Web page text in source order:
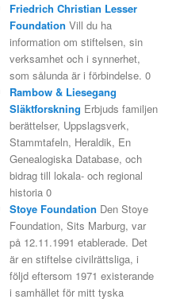
Friedrich Christian Lesser
Foundation Vill du ha
information om stiftelsen, sin
verksamhet och i synnerhet,
som sålunda är i förbindelse. 0
Rambow & Liesegang
Släktforskning Erbjuds familjen
berättelser, Uppslagsverk,
Stammtafeln, Heraldik, En
Genealogiska Database, och
bidrag till lokala- och regional
historia 0
Stoye Foundation Den Stoye
Foundation, Sits Marburg, var
på 12.11.1991 etablerade. Det
är en stiftelse civilrättsliga, i
följd eftersom 1971 existerande
i samhället för mitt tyska